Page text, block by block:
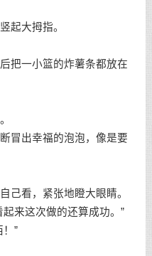
起大拇指。
把一小篮的炸薯条都放在
冒出幸福的泡泡，像是要
己看，紧张地瞪大眼睛。
来这次做的还算成功。”
”